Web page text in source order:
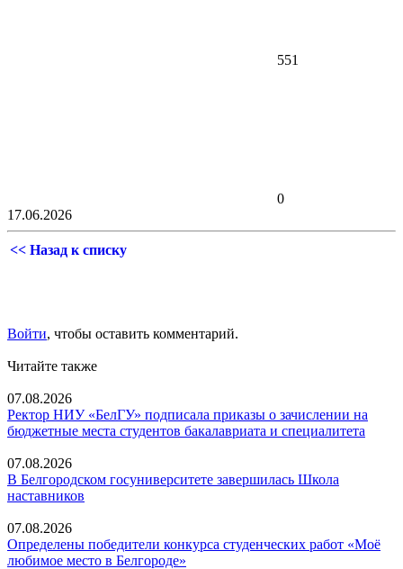
551
0
17.06.2026
<< Назад к списку
Войти, чтобы оставить комментарий.
Читайте также
07.08.2026
Ректор НИУ «БелГУ» подписала приказы о зачислении на
бюджетные места студентов бакалавриата и специалитета
07.08.2026
В Белгородском госуниверситете завершилась Школа
наставников
07.08.2026
Определены победители конкурса студенческих работ «Моё
любимое место в Белгороде»